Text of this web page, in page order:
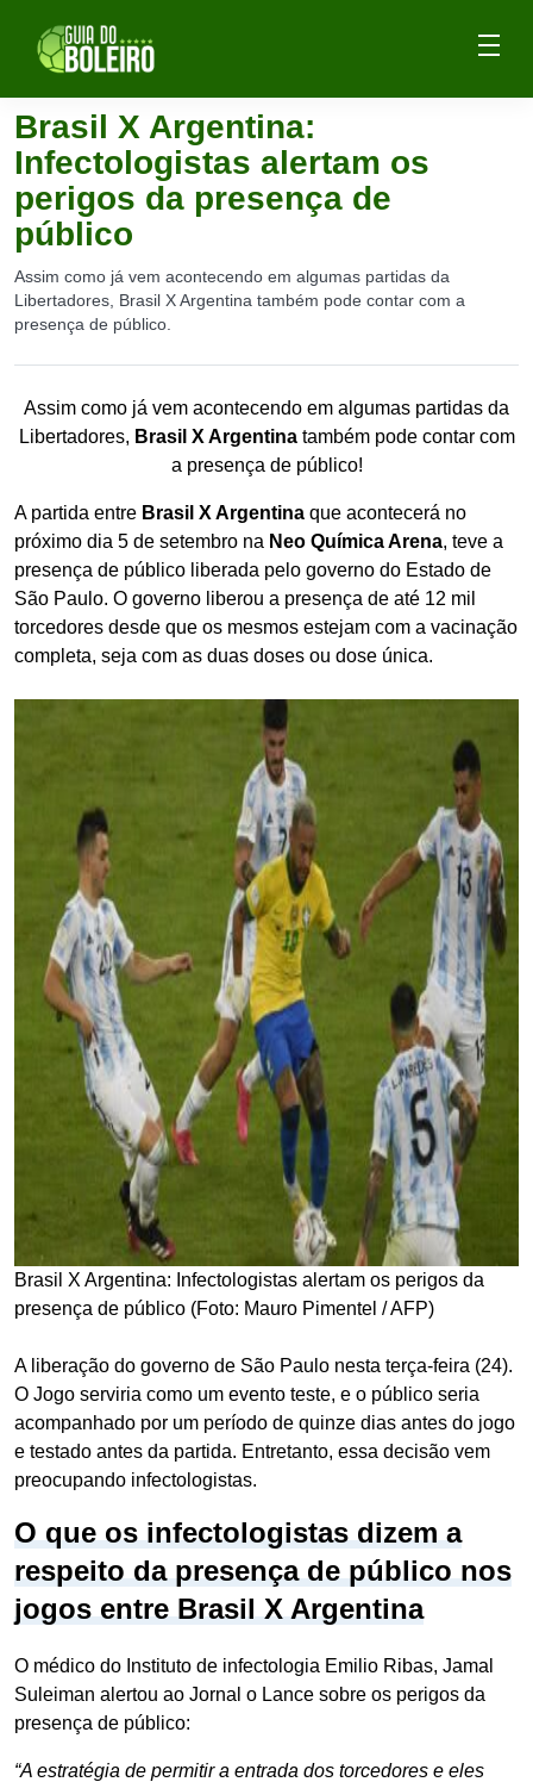
Brasil X Argentina:
Infectologistas alertam os
perigos da presença de
público
Assim como já vem acontecendo em algumas partidas da
Libertadores, Brasil X Argentina também pode contar com a
presença de público.
Assim como já vem acontecendo em algumas partidas da
Libertadores, Brasil X Argentinatambém pode contar com
a presença de público!
A partida entre Brasil X Argentina que acontecerá no
próximo dia 5 de setembro na Neo Química Arena, teve a
presença de público liberada pelo governo do Estado de
São Paulo. O governo liberou a presença de até 12 mil
torcedores desde que os mesmos estejam com a vacinação
completa, seja com as duas doses ou dose única.
Brasil X Argentina: Infectologistas alertam os perigos da
presença de público (Foto: Mauro Pimentel / AFP)
A liberação do governo de São Paulo nesta terça-feira (24).
O Jogo serviria como um evento teste, e o público seria
acompanhado por um período de quinze dias antes do jogo
e testado antes da partida. Entretanto, essa decisão vem
preocupando infectologistas.
O que os infectologistas dizem a
respeito da presença de público nos
jogos entre Brasil X Argentina
O médico do Instituto de infectologia Emilio Ribas, Jamal
Suleiman alertou ao Jornal o Lance sobre os perigos da
presença de público:
“A estratégia de permitir a entrada dos torcedores e eles